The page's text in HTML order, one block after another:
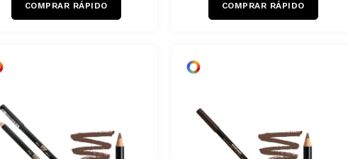
COMPRAR RÁPIDO COMPRAR RÁPIDO